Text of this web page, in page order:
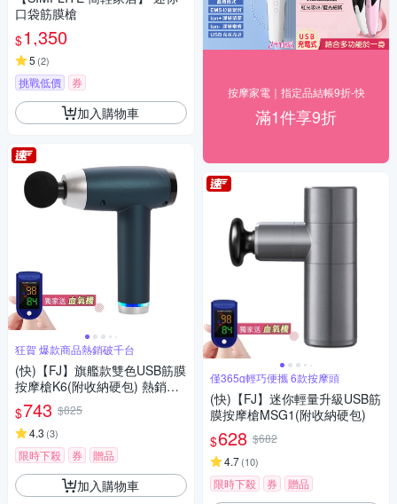
口袋筋膜槍
$1,350
5 (2)
挑戰低價 券
加入購物車
狂賀 爆款商品熱銷破千台
(快)【FJ】旗艦款雙色USB筋膜
按摩槍K6(附收納硬包) 熱銷推
薦
$743 $825
4.3 (3)
限時下殺 券 贈品
加入購物車
按摩家電｜指定品結帳9折-快
滿1件享9折
僅365g輕巧便攜 6款按摩頭
(快)【FJ】迷你輕量升級USB筋
膜按摩槍MSG1(附收納硬包)
$628 $682
4.7(10)
限時下殺 券 贈品